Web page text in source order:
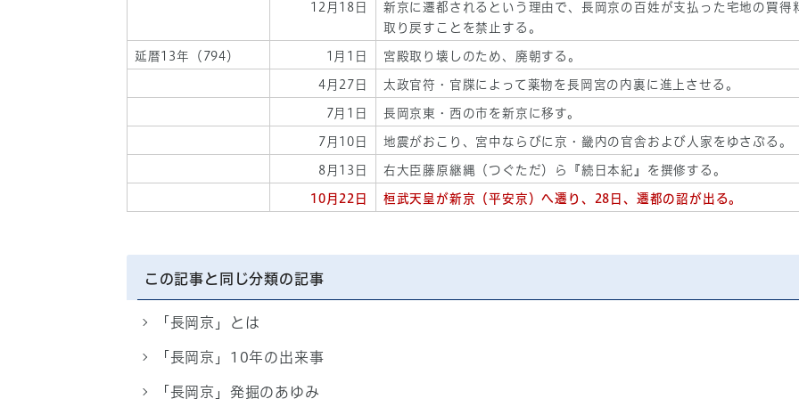
12月18日
新京に遷都されるという理由で、長岡京の百姓が支払った宅地の買得
取り戻すことを禁止する。
延暦13年（794） 1月1日 宮殿取り壊しのため、廃朝する。
4月27日 太政官符・官牒によって薬物を長岡宮の内裏に進上させる。
7月1日 長岡京東・西の市を新京に移す。
7月10日 地震がおこり、宮中ならびに京・畿内の官舎および人家をゆさぶる。
8月13日 右大臣藤原継縄（つぐただ）ら『続日本紀』を撰修する。
10月22日 桓武天皇が新京（平安京）へ遷り、28日、遷都の詔が出る。
この記事と同じ分類の記事
「長岡京」とは
「長岡京」10年の出来事
「長岡京」発掘のあゆみ